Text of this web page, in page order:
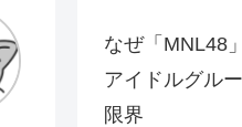
なぜ「MNL48
アイドルグル
限界